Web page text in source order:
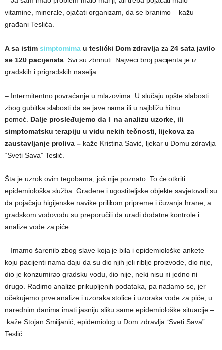
vitamine, minerale, ojačati organizam, da se branimo – kažu
građani Teslića.
A sa istim simptomima u teslićki Dom zdravlja za 24 sata javilo
se 120 pacijenata . Svi su zbrinuti. Najveći broj pacijenta je iz
gradskih i prigradskih naselja.
– Intermitentno povraćanje u mlazovima. U slučaju opšte slabosti
zbog gubitka slabosti da se jave nama ili u najbližu hitnu
pomoć. Dalje prosleđujemo da li na analizu uzorke, ili
simptomatsku terapiju u vidu nekih tečnosti, lijekova za
zaustavljanje proliva – kaže Kristina Savić, ljekar u Domu zdravlja
“Sveti Sava” Teslić.
Šta je uzrok ovim tegobama, još nije poznato. To će otkriti
epidemiološka služba. Građene i ugostiteljske objekte savjetovali su
da pojačaju higijenske navike prilikom pripreme i čuvanja hrane, a
gradskom vodovodu su preporučili da uradi dodatne kontrole i
analize vode za piće.
– Imamo šarenilo zbog slave koja je bila i epidemiološke ankete
koju pacijenti nama daju da su dio njih jeli riblje proizvode, dio nije,
dio je konzumirao gradsku vodu, dio nije, neki nisu ni jedno ni
drugo. Radimo analize prikupljenih podataka, pa nadamo se, jer
očekujemo prve analize i uzoraka stolice i uzoraka vode za piće, u
narednim danima imati jasniju sliku same epidemiološke situacije –
kaže Stojan Smiljanić, epidemiolog u Dom zdravlja “Sveti Sava”
Teslić.